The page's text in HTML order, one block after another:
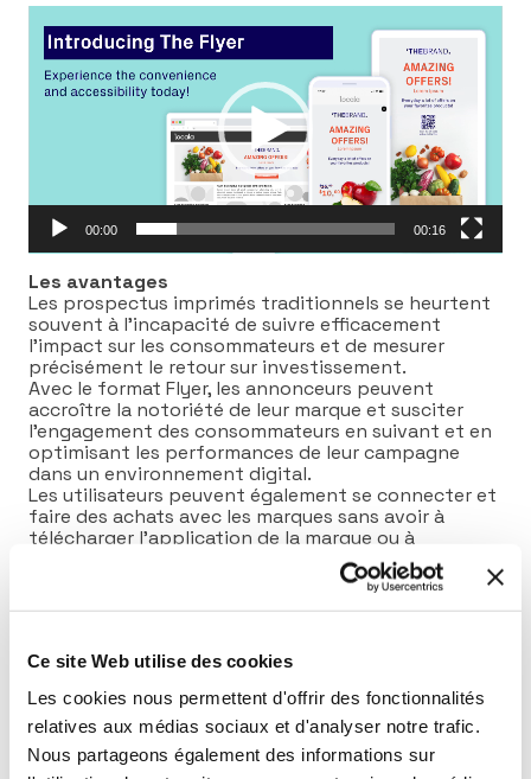
Ce site Web utilise des cookies
Les cookies nous permettent d'offrir des fonctionnalités
relatives aux médias sociaux et d'analyser notre trafic.
Nous partageons également des informations sur
Lecteur
vidéo
00:00 00:16
Les avantages
Les prospectus imprimés traditionnels se heurtent
souvent à l’incapacité de suivre efficacement
l’impact sur les consommateurs et de mesurer
précisément le retour sur investissement.
Avec le format Flyer, les annonceurs peuvent
accroître la notoriété de leur marque et susciter
l’engagement des consommateurs en suivant et en
optimisant les performances de leur campagne
dans un environnement digital.
Les utilisateurs peuvent également se connecter et
faire des achats avec les marques sans avoir à
télécharger l’application de la marque ou à
rechercher un produit ou une réduction en ligne, ce
qui crée une expérience utilisateur facile et fluide.
Créer des expériences uniques avec Locala
Chez Locala, nous sommes spécialisés dans la
création d’expériences uniques et impactantes pour
les campagnes marketing de nos clients. Notre